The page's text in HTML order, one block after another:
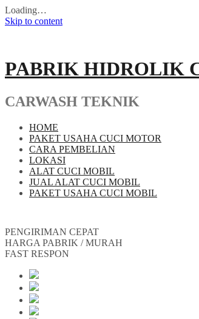
Loading…
Skip to content
PABRIK HIDROLIK
CARWASH TEKNIK
HOME
PAKET USAHA CUCI MOTOR
CARA PEMBELIAN
LOKASI
ALAT CUCI MOBIL
JUAL ALAT CUCI MOBIL
PAKET USAHA CUCI MOBIL
PENGIRIMAN CEPAT
HARGA PABRIK / MURAH
FAST RESPON